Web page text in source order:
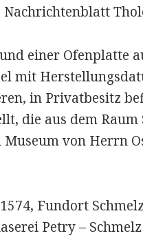
Nachrichtenblatt
einer Ofenplatte
mit
in Privatbesitz
die aus dem
von Herrn
Fundort
Petry – Schmelz